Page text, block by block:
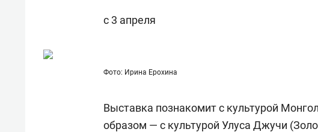
с 3 апреля
Фото: Ирина Ерохина
Выставка познакомит с культурой
образом — с культурой Улуса Джучи